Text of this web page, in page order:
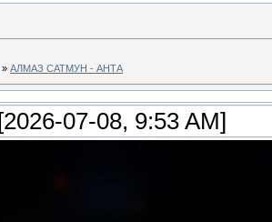
» АЛМАЗ САТМУН - АНТА
[2026-07-08, 9:53 AM]